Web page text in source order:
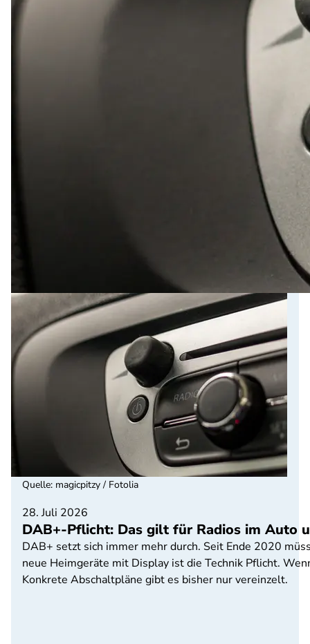
28. Juli 2026
DAB+-Pflicht: Das gilt für Radios im Auto
DAB+ setzt sich immer mehr durch. Seit Ende 2020
neue Heimgeräte mit Display ist die Technik Pflicht.
Konkrete Abschaltpläne gibt es bisher nur vereinzelt.
Quelle: magicpitzy / Fotolia